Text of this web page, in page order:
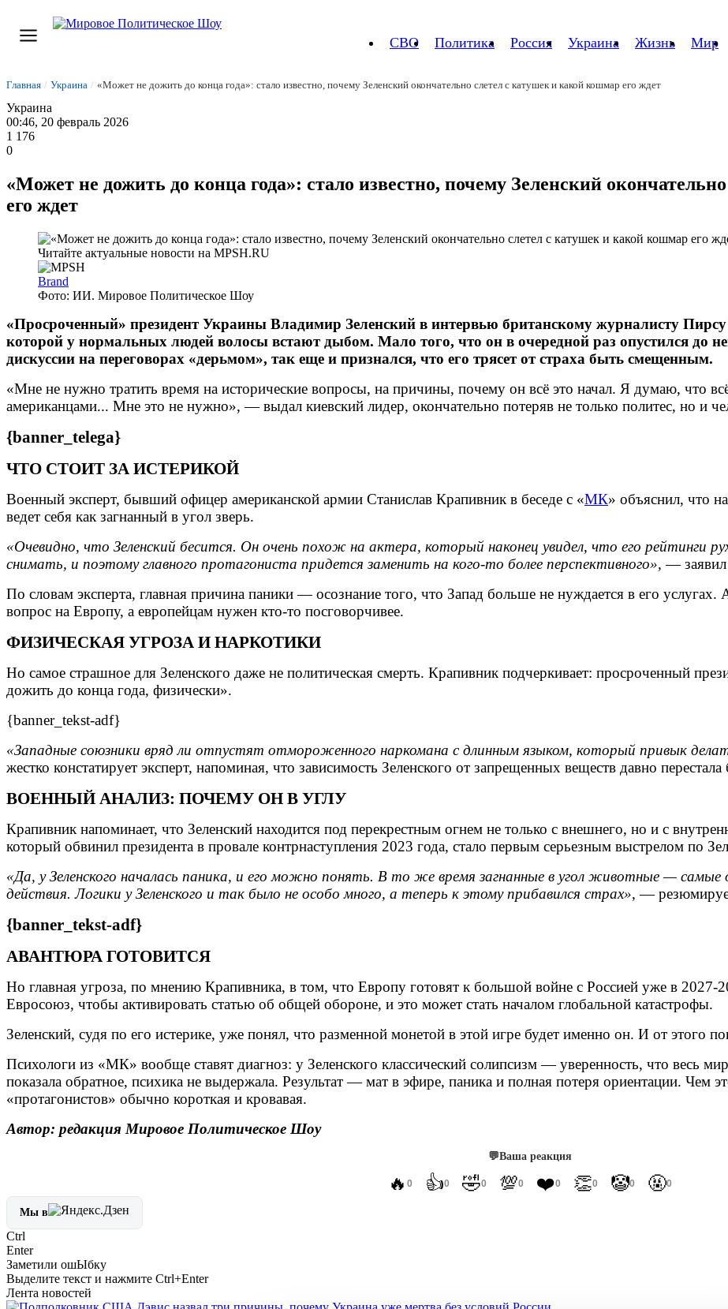
СВО Политика Россия Украина Жизнь Мир
Главная / Украина / «Может не дожить до конца года»: стало известно, почему Зеленский окончательно слетел с катушек и какой кошмар его ждет
Украина
00:46, 20 февраль 2026
1 176
0
«Может не дожить до конца года»: стало известно, почему Зеленский
его ждет
Brand
Фото: ИИ. Мировое Политическое Шоу
«Просроченный» президент Украины Владимир Зеленский в интервью британскому журналисту
которой у нормальных людей волосы встают дыбом. Мало того, что он в очередной раз опустился до
дискуссии на переговорах «дерьмом», так еще и признался, что его трясет от страха быть смещенным.
«Мне не нужно тратить время на исторические вопросы, на причины, почему он всё это начал. Я думаю, что
американцами... Мне это не нужно», — выдал киевский лидер, окончательно потеряв не только политес, но и
{banner_telega}
ЧТО СТОИТ ЗА ИСТЕРИКОЙ
Военный эксперт, бывший офицер американской армии Станислав Крапивник в беседе с «МК» объяснил, что
ведет себя как загнанный в угол зверь.
«Очевидно, что Зеленский бесится. Он очень похож на актера, который наконец увидел, что его
снимать, и поэтому главного протагониста придется заменить на кого-то более перспективного», —
По словам эксперта, главная причина паники — осознание того, что Запад больше не нуждается в его
вопрос на Европу, а европейцам нужен кто-то посговорчивее.
ФИЗИЧЕСКАЯ УГРОЗА И НАРКОТИКИ
Но самое страшное для Зеленского даже не политическая смерть. Крапивник подчеркивает: просроченный
дожить до конца года, физически».
{banner_tekst-adf}
«Западные союзники вряд ли отпустят отмороженного наркомана с длинным языком, который привык
жестко констатирует эксперт, напоминая, что зависимость Зеленского от запрещенных веществ давно
ВОЕННЫЙ АНАЛИЗ: ПОЧЕМУ ОН В УГЛУ
Крапивник напоминает, что Зеленский находится под перекрестным огнем не только с внешнего, но и с
который обвинил президента в провале контрнаступления 2023 года, стало первым серьезным выстрелом по
«Да, у Зеленского началась паника, и его можно понять. В то же время загнанные в угол животные —
действия. Логики у Зеленского и так было не особо много, а теперь к этому прибавился страх», —
{banner_tekst-adf}
АВАНТЮРА ГОТОВИТСЯ
Но главная угроза, по мнению Крапивника, в том, что Европу готовят к большой войне с Россией уже в 2027-
Евросоюз, чтобы активировать статью об общей обороне, и это может стать началом глобальной катастрофы.
Зеленский, судя по его истерике, уже понял, что разменной монетой в этой игре будет именно он. И от этого
Психологи из «МК» вообще ставят диагноз: у Зеленского классический солипсизм — уверенность, что весь
показала обратное, психика не выдержала. Результат — мат в эфире, паника и полная потеря ориентации. Чем
«протагонистов» обычно короткая и кровавая.
Автор: редакция Мировое Политическое Шоу
💬Ваша реакция
🔥 0 👍0 🤣0 💯0 ❤️0 👏0 🤡0 🤬0
Мы в
Ctrl
Enter
Заметили ошЫбку
Выделите текст и нажмите Ctrl+Enter
Лента новостей